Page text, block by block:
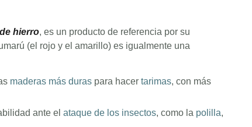
hierro, es un producto de referencia por su
(el rojo y el amarillo) es igualmente una
maderas más duras para hacertarimas, con más
ante elataque de los insectos, como la polilla,